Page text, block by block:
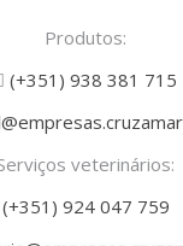
Produtos:
(+351) 938 381 715
veterinários:
(+351) 924 047 759